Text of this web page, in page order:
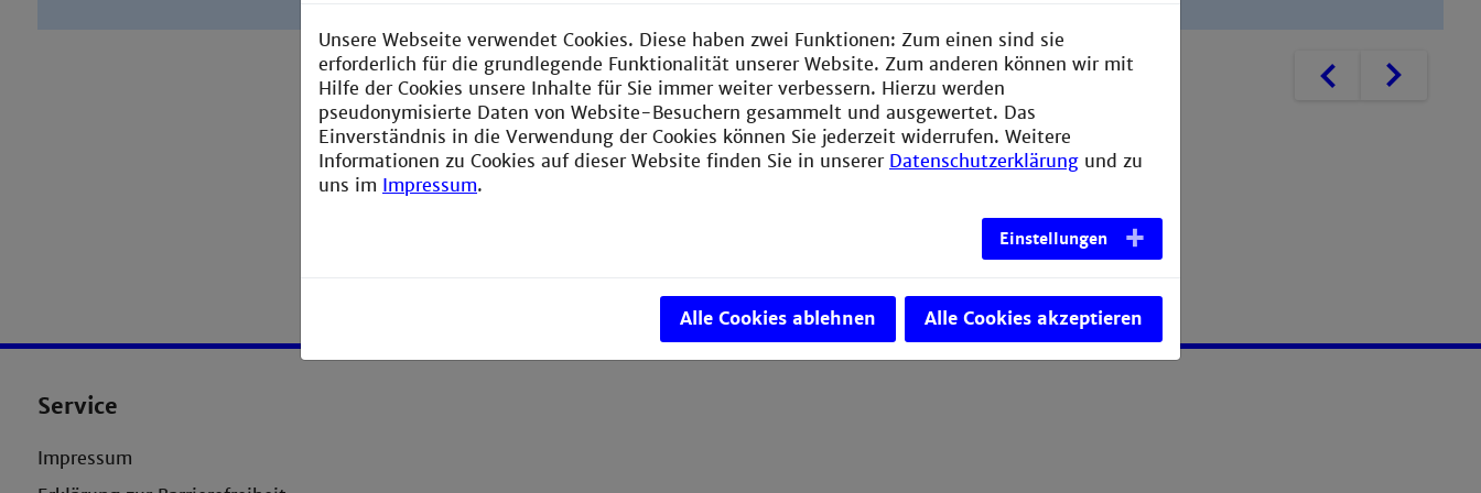
Zurück Weiter
1 2 3
Service
Impressum
Unsere Webseite verwendet Cookies. Diese haben zwei Funktionen: Zum einen sind sie
erforderlich für die grundlegende Funktionalität unserer Website. Zum anderen können wir mit
Hilfe der Cookies unsere Inhalte für Sie immer weiter verbessern. Hierzu werden
pseudonymisierte Daten von Website-Besuchern gesammelt und ausgewertet. Das
Einverständnis in die Verwendung der Cookies können Sie jederzeit widerrufen. Weitere
Informationen zu Cookies auf dieser Website finden Sie in unserer Datenschutzerklärung und zu
uns im Impressum.
Einstellungen
Alle Cookies ablehnen Alle Cookies akzeptieren